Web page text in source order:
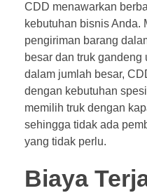
CDD menawarkan
kebutuhan bisnis Anda.
pengiriman barang
besar dan truk
dalam jumlah besar,
dengan kebutuhan
memilih truk dengan
sehingga tidak ada
yang tidak perlu.
Biaya